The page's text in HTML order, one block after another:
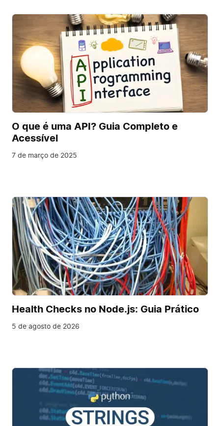
O que é uma API? Guia Completo e
Acessível
7 de março de 2025
Health Checks no Node.js: Guia Prático
5 de agosto de 2026